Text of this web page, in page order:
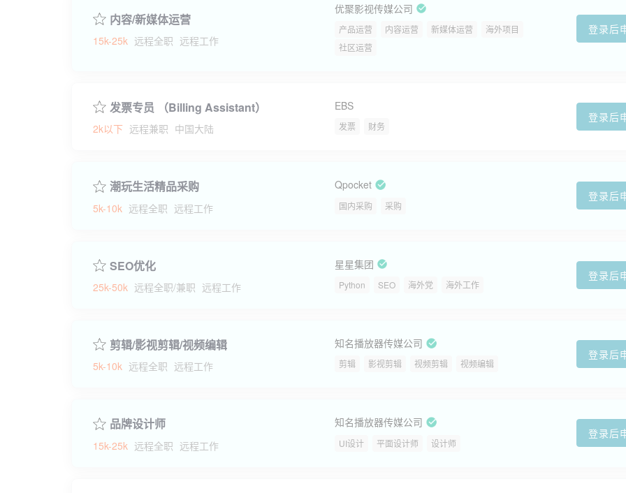
内容/新媒体运营
15k-25k 远程全职 远程工作
优聚影视传媒公司
产品运营 内容运营 新媒体运营
海外项目
社区运营
登录后
发票专员 （Billing Assistant）
2k以下 远程兼职 中国大陆
EBS
发票 财务
登录后
潮玩生活精品采购
5k-10k 远程全职 远程工作
Qpocket
国内采购 采购
登录后
SEO优化
25k-50k 远程全职/兼职 远程工作
星星集团
Python SEO 海外党 海外工作
登录后
剪辑/影视剪辑/视频编辑
5k-10k 远程全职 远程工作
知名播放器传媒公司
剪辑 影视剪辑 视频剪辑 视频编辑
登录后
品牌设计师
15k-25k 远程全职 远程工作
知名播放器传媒公司
UI设计 平面设计师 设计师
登录后